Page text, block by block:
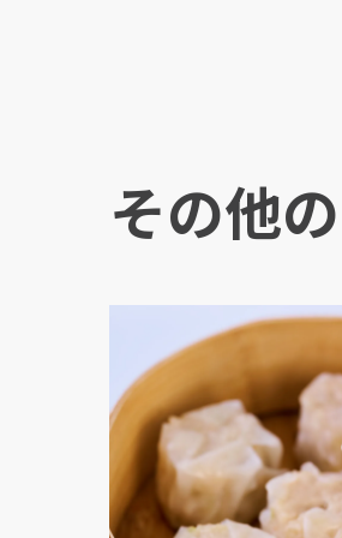
その他